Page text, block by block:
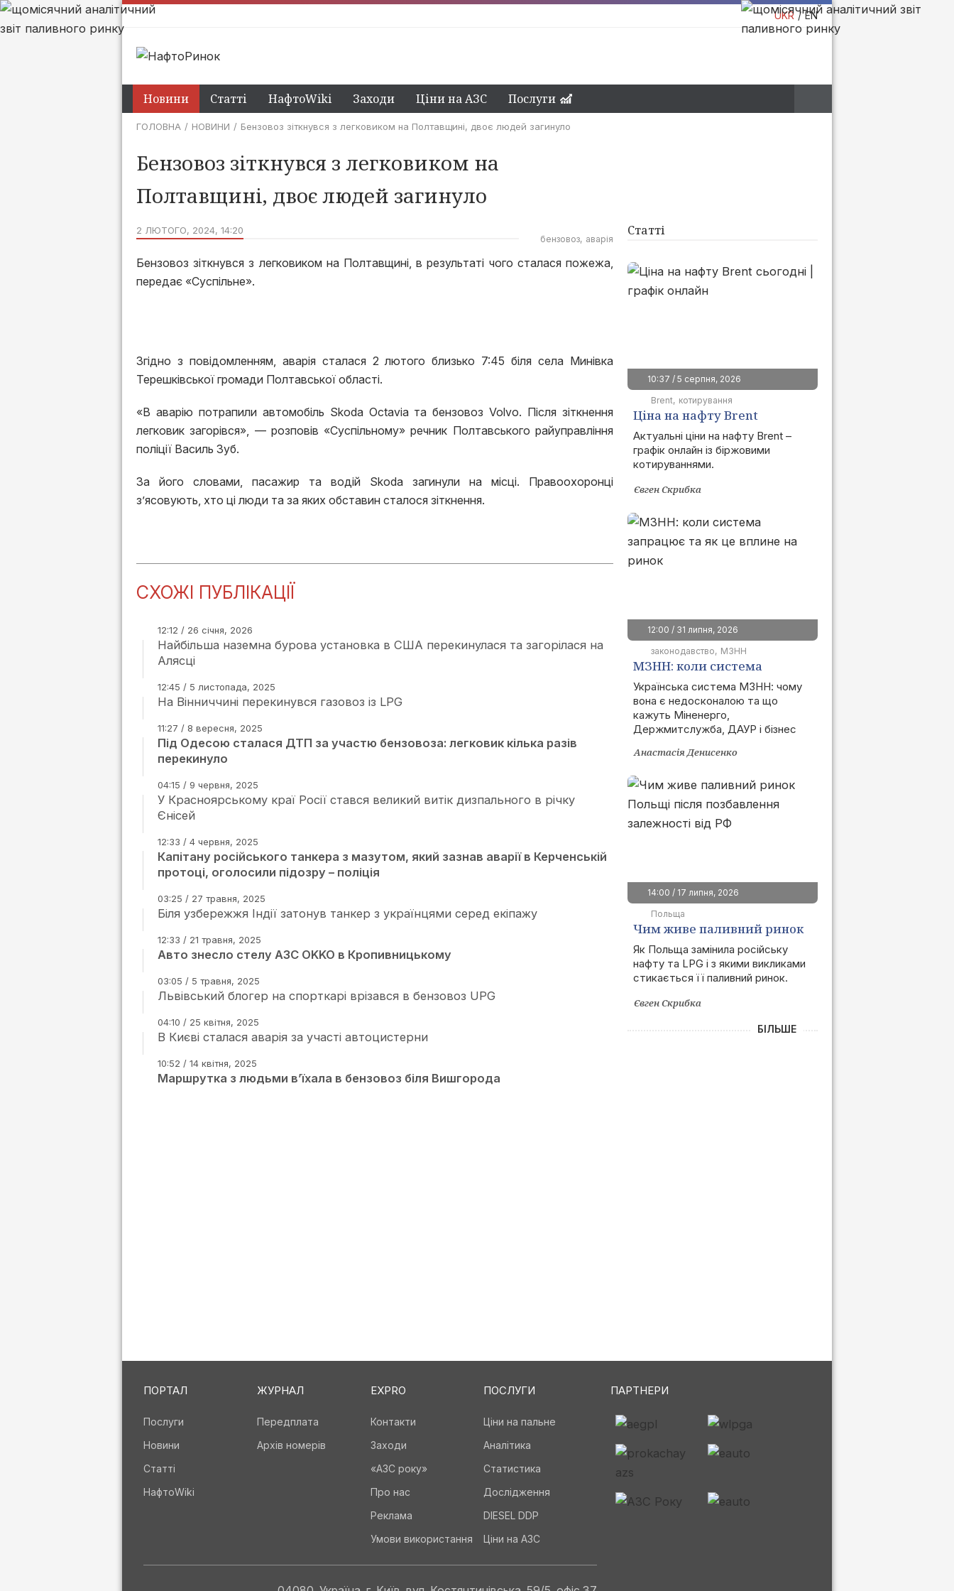
UKR EN
Новини Статті НафтоWiki Заходи Ціни на АЗС Послуги
ГОЛОВНА НОВИНИ Бензовоз зіткнувся з легковиком на Полтавщині, двоє людей загинуло
Бензовоз зіткнувся з легковиком на
Полтавщині, двоє людей загинуло
2 ЛЮТОГО, 2024, 14:20
бензовоз аварія
Бензовоз зіткнувся з легковиком на Полтавщині, в результаті чого сталася пожежа,
передає «Суспільне».
Згідно з повідомленням, аварія сталася 2 лютого близько 7:45 біля села Минівка
Терешківської громади Полтавської області.
«В аварію потрапили автомобіль Skoda Octavia та бензовоз Volvo. Після зіткнення
легковик загорівся», — розповів «Суспільному» речник Полтавського райуправління
поліції Василь Зуб.
За його словами, пасажир та водій Skoda загинули на місці. Правоохоронці
з’ясовують, хто ці люди та за яких обставин сталося зіткнення.
СХОЖІ ПУБЛІКАЦІЇ
12:12 / 26 січня, 2026
Найбільша наземна бурова установка в США перекинулася та загорілася на
Алясці
12:45 / 5 листопада, 2025
На Вінниччині перекинувся газовоз із LPG
11:27 / 8 вересня, 2025
Під Одесою сталася ДТП за участю бензовоза: легковик кілька разів
перекинуло
04:15 / 9 червня, 2025
У Красноярському краї Росії стався великий витік дизпального в річку
Єнісей
12:33 / 4 червня, 2025
Капітану російського танкера з мазутом, який зазнав аварії в Керченській
протоці, оголосили підозру – поліція
03:25 / 27 травня, 2025
Біля узбережжя Індії затонув танкер з українцями серед екіпажу
12:33 / 21 травня, 2025
Авто знесло стелу АЗС OKKO в Кропивницькому
03:05 / 5 травня, 2025
Львівський блогер на спорткарі врізався в бензовоз UPG
04:10 / 25 квітня, 2025
В Києві сталася аварія за участі автоцистерни
10:52 / 14 квітня, 2025
Маршрутка з людьми вʼїхала в бензовоз біля Вишгорода
Статті
10:37 / 5 серпня, 2026
Brent котирування
Ціна на нафту Brent
сьогодні | графік онлайн
Актуальні ціни на нафту Brent –
графік онлайн із біржовими
котируваннями.
Євген Скрибка
12:00 / 31 липня, 2026
законодавство
МЗНН
МЗНН: коли система
запрацює та як це вплине
на ринок
Українська система МЗНН: чому
вона є недосконалою та що
кажуть Міненерго,
Держмитслужба, ДАУР і бізнес
Анастасія Денисенко
14:00 / 17 липня, 2026
Польща
Чим живе паливний ринок
Польщі після позбавлення
залежності від РФ
Як Польща замінила російську
нафту та LPG і з якими викликами
стикається її паливний ринок.
Євген Скрибка
БІЛЬШЕ
ПОРТАЛ
Послуги
Новини
Статті
НафтоWiki
ЖУРНАЛ
Передплата
Архів номерів
EXPRO
Контакти
Заходи
«АЗС року»
Про нас
Реклама
Умови використання
ПОСЛУГИ
Ціни на пальне
Аналітика
Статистика
Дослідження
DIESEL DDP
Ціни на АЗС
ПАРТНЕРИ